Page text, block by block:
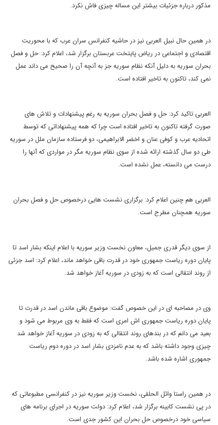
مذکور درباره جزئیات بیشتر این مساله چیزی فاش نکرد.
در همین حال نبیل العربی نیز در حاشیه کنفرانس سران عرب که با محوریت
اقتصادی و اجتماعی در ریاض پایتخت عربستان برگزار شد، اعلام کرد: حل و فصل
بحران سوریه به دلیل آنکه نظام سوریه جز به آنچه آن را صحیح می داند عمل
نمی کند، تاکنون به تاخیر افتاده است.
العربی تاکید کرد: حل و فصل بحران سوریه به رغم پیشنهادات و تلاش های
صورت گرفته تاکنون به تاخیر افتاده است چرا که همه پیشنهاداتی که توسط
اتحادیه عرب و کوفی عنان و اخضر الابراهیمی، دو فرستاده سازمان ملل در سوریه
طی دو سال گذشته ارائه شده از سوی نظام سوریه مگر در مواردی که آنها را
درست می دانسته، عمل نشده است.
العربی هم چنین اعلام کرد: برگزاری نشست هایی درخصوص حل و فصل بحران
سوریه همچنان مطرح است.
از سوی دیگر قدری جمیل، معاون نخست وزیر سوریه با اعلام اینکه بشار اسد تا
پایان دوره ریاست جمهوری خود در قدرت باقی خواهد ماند، اعلام کرد: اسد جزئی
از روند انتقالی است که به زودی در سوریه آغاز خواهد شد.
وی در مصاحبه ای در این خصوص گفت: موضوع باقی ماندن اسد در قدرت تا
پایان دوره ریاست جمهوری اش امری است که فقط به وی مربوط می شود و
بعید می دانم که در بندهای روند انتقالی که به زودی در سوریه آغاز خواهد شد
چیزی وجود داشته باشد که به عدم نامزدی بشار اسد در دوره دوم ریاست
جمهوری اشاره شده باشد.
در همین راستا وائل الحلقی، نخست وزیر سوریه نیز در کنفرانسی مطبوعاتی که
در پی نشست کابینه برگزار شد، اعلام کرد: دولت سوریه در اجرای برنامه های
سیاسی خود درخصوص حل بحران این کشور جدی است.